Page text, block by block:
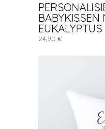
BABYKISSEN
EUKALYPTUS
24,90 €